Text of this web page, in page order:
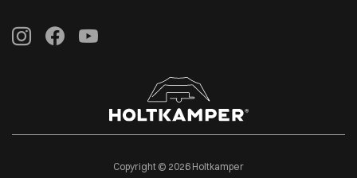
Copyright © 2026 Holtkamper